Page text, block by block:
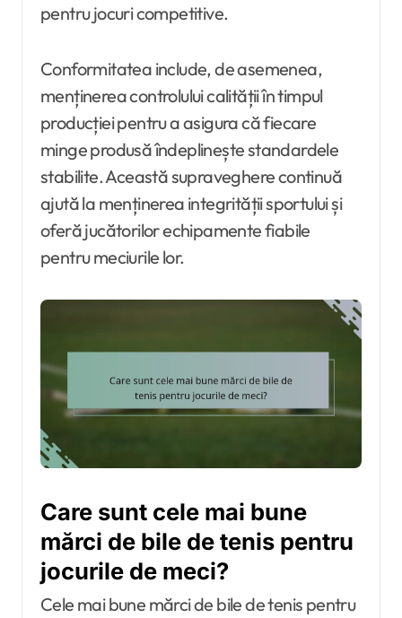
pentru jocuri competitive.
Conformitatea include, de asemenea,
menținerea controlului calității în timpul
producției pentru a asigura că fiecare
minge produsă îndeplinește standardele
stabilite. Această supraveghere continuă
ajută la menținerea integrității sportului și
oferă jucătorilor echipamente fiabile
pentru meciurile lor.
Care sunt cele mai bune
mărci de bile de tenis pentru
jocurile de meci?
Cele mai bune mărci de bile de tenis pentru